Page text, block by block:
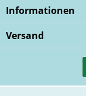
Informationen
Versand